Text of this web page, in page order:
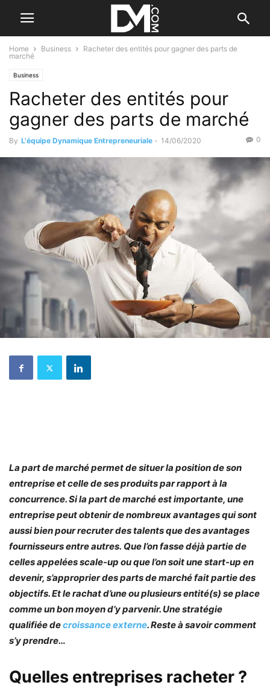
Home Business
Racheter des entités pour gagner des parts de
marché
Business
Racheter des entités pour
gagner des parts de marché
By L'équipe Dynamique Entrepreneuriale - 14/06/2020 0
La part de marché permet de situer la position de son
entreprise et celle de ses produits par rapport à la
concurrence. Si la part de marché est importante, une
entreprise peut obtenir de nombreux avantages qui sont
aussi bien pour recruter des talents que des avantages
fournisseurs entre autres. Que l’on fasse déjà partie de
celles appelées scale-up ou que l’on soit une start-up en
devenir, s’approprier des parts de marché fait partie des
objectifs. Et le rachat d’une ou plusieurs entité(s) se place
comme un bon moyen d’y parvenir. Une stratégie
qualifiée decroissance externe. Reste à savoir comment
s’y prendre…
Quelles entreprises racheter ?